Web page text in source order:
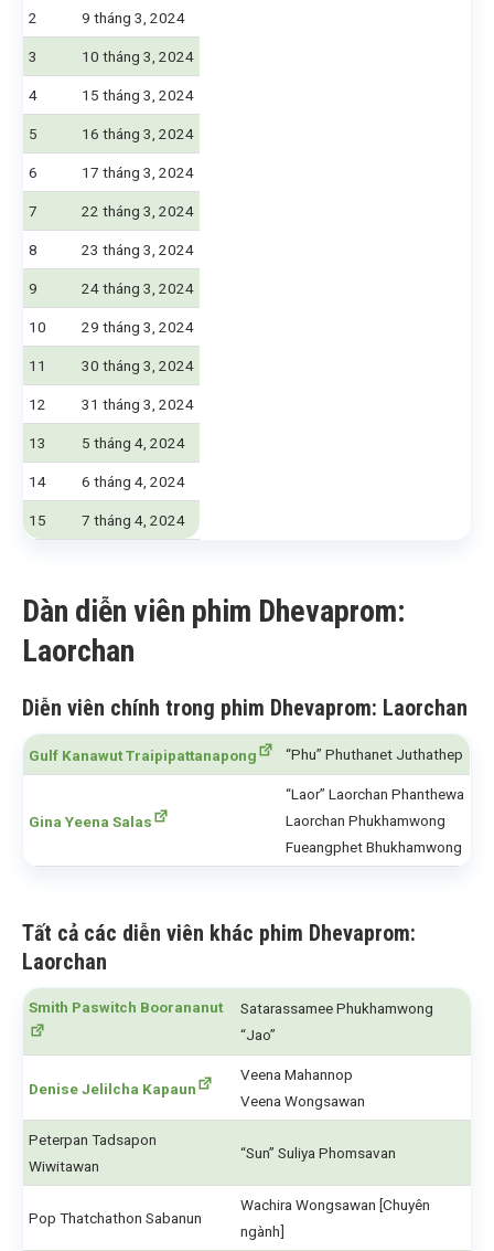
2 9 tháng 3, 2024
3 10 tháng 3, 2024
4 15 tháng 3, 2024
5 16 tháng 3, 2024
6 17 tháng 3, 2024
7 22 tháng 3, 2024
8 23 tháng 3, 2024
9 24 tháng 3, 2024
10 29 tháng 3, 2024
11 30 tháng 3, 2024
12 31 tháng 3, 2024
13 5 tháng 4, 2024
14 6 tháng 4, 2024
15 7 tháng 4, 2024
Dàn diễn viên phim Dhevaprom:
Laorchan
Diễn viên chính trong phim Dhevaprom: Laorchan
Gulf Kanawut Traipipattanapong “Phu” Phuthanet Juthathep
Gina Yeena Salas
“Laor” Laorchan Phanthewa
Laorchan Phukhamwong
Fueangphet Bhukhamwong
Tất cả các diễn viên khác phim Dhevaprom:
Laorchan
Smith Paswitch Boorananut
Satarassamee Phukhamwong
“Jao”
Denise Jelilcha Kapaun
Veena Mahannop
Veena Wongsawan
Peterpan Tadsapon
Wiwitawan
“Sun” Suliya Phomsavan
Pop Thatchathon Sabanun
Wachira Wongsawan [Chuyên
ngành]